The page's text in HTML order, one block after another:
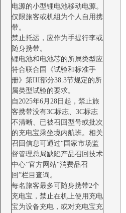
电源的小型锂电池移动电源。
仅限旅客或机组为个人自用携
带。
禁止托运，应作为手提行李或
随身携带。
锂电池和电池芯的所属类型应
符合联合国《试验和标准手
册》第III部分38.3节规定的所
属类型试验的要求。
自2025年6月28日起，禁止旅
客携带没有3C标志、3C标志
不清晰、已被召回型号或批次
的充电宝乘坐境内航班。相关
召回信息可通过“国家市场监
督管理总局缺陷产品召回技术
中心”官方网站“消费品召
回”栏目查询。
每名旅客最多可随身携带2个
充电宝，禁止在机上使用充电
宝为设备充电，或对充电宝充